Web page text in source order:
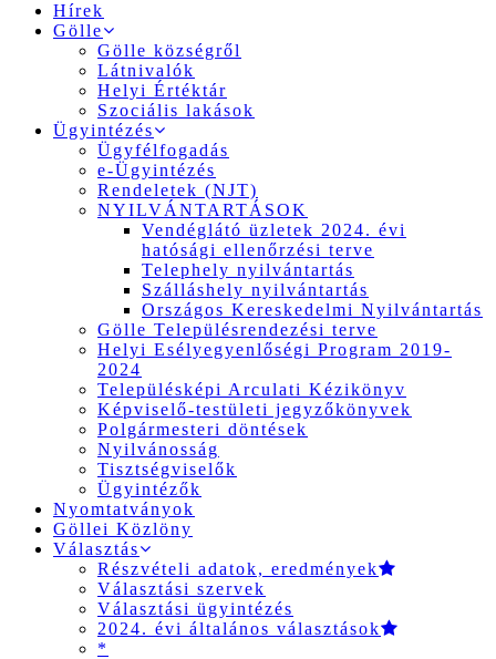
Hírek
Gölle
Gölle községről
Látnivalók
Helyi Értéktár
Szociális lakások
Ügyintézés
Ügyfélfogadás
e-Ügyintézés
Rendeletek (NJT)
NYILVÁNTARTÁSOK
Vendéglátó üzletek 2024. évi
hatósági ellenőrzési terve
Telephely nyilvántartás
Szálláshely nyilvántartás
Országos Kereskedelmi Nyilvántartás
Gölle Településrendezési terve
Helyi Esélyegyenlőségi Program 2019-
2024
Településképi Arculati Kézikönyv
Képviselő-testületi jegyzőkönyvek
Polgármesteri döntések
Nyilvánosság
Tisztségviselők
Ügyintézők
Nyomtatványok
Göllei Közlöny
Választás
Részvételi adatok, eredmények
Választási szervek
Választási ügyintézés
2024. évi általános választások
*